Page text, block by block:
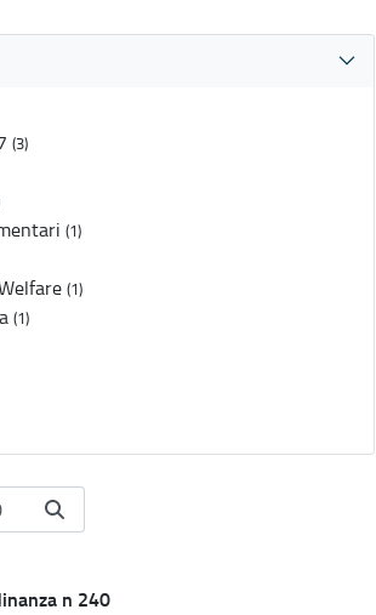
(3)
(1)
(1)
(1)
n 240